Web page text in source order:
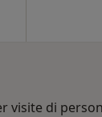
di